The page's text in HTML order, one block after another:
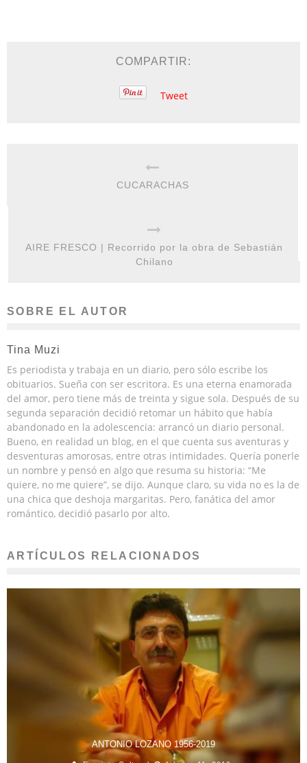
COMPARTIR:
Tweet
CUCARACHAS
AIRE FRESCO | Recorrido por la obra de Sebastián
Chilano
SOBRE EL AUTOR
Tina Muzi
Es periodista y trabaja en un diario, pero sólo escribe los
obituarios. Sueña con ser escritora. Es una eterna enamorada
del amor, pero tiene más de treinta y sigue sola. Después de su
segunda separación decidió retomar un hábito que había
abandonado en la adolescencia: arrancó un diario personal.
Bueno, en realidad un blog, en el que cuenta sus aventuras y
desventuras amorosas, entre otras intimidades. Quería ponerle
un nombre y pensó en algo que resuma su historia: “Me
quiere, no me quiere”, se dijo. Aunque claro, su vida no es la de
una chica que deshoja margaritas. Pero, fanática del amor
romántico, decidió pasarlo por alto.
ARTÍCULOS RELACIONADOS
ANTONIO LOZANO 1956-2019